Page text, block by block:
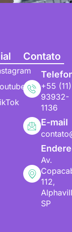
Contato
+55 (11)
93932-
1136
E-mail
Av.
112,
SP